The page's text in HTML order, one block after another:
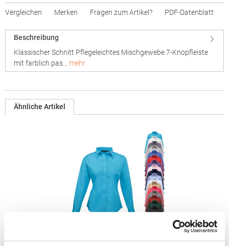
Vergleichen Merken Fragen zum Artikel? PDF-Datenblatt
Beschreibung
Klassischer Schnitt Pflegeleichtes Mischgewebe 7-Knopfleiste
mit farblich pas… mehr
Ähnliche Artikel